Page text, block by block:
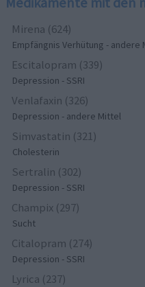
Mirena (624)
Empfängnis Verhütung - andere
Escitalopram (339)
Depression - SSRI
Venlafaxin (326)
Depression - andere Mittel
Simvastatin (321)
Cholesterin
Sertralin (302)
Depression - SSRI
Champix (297)
Sucht
Citalopram (274)
Depression - SSRI
Lyrica (237)